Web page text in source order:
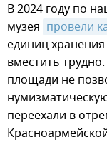
В 2024 году по
музея провели
единиц
вместить
площади не
переехали в